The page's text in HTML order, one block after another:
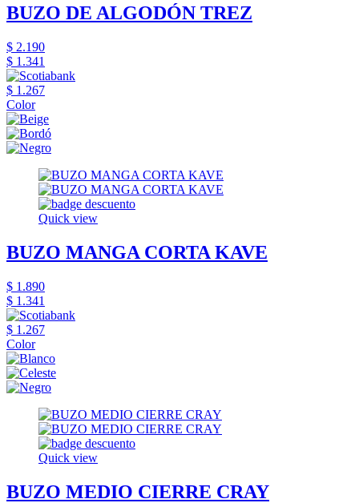
BUZO DE ALGODÓN TREZ
$ 2.190
$ 1.341
$ 1.267
Color
Quick view
BUZO MANGA CORTA KAVE
$ 1.890
$ 1.341
$ 1.267
Color
Quick view
BUZO MEDIO CIERRE CRAY